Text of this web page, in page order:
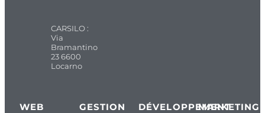
CARSILO :
Via
Bramantino
23 6600
Locarno
WEB GESTION
DÉVELOPPEMENT
MARKETING